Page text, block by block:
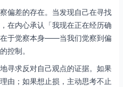
偏差的存在。当发现自己在寻找
在内心承认「我现在正在经历确
于觉察本身——当我们觉察到偏
控制。
地寻求反对自己观点的证据。如果
由；如果想止损，主动思考不止